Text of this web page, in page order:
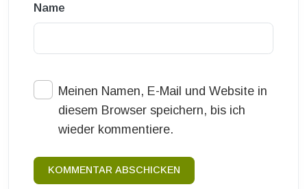
Name
Meinen Namen, E-Mail und Website in
diesem Browser speichern, bis ich
wieder kommentiere.
KOMMENTAR ABSCHICKEN